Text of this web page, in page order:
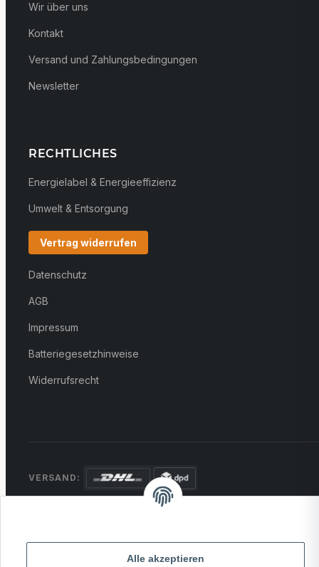
Alle akzeptieren
Wir über uns
Kontakt
Versand und Zahlungsbedingungen
Newsletter
RECHTLICHES
Energielabel & Energieeffizienz
Umwelt & Entsorgung
Vertrag widerrufen
Datenschutz
AGB
Impressum
Batteriegesetzhinweise
Widerrufsrecht
VERSAND:
Überweisung